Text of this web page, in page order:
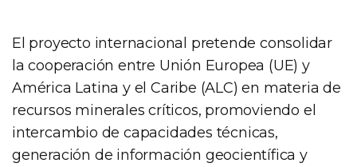
El proyecto internacional pretende consolidar
la cooperación entre Unión Europea (UE) y
América Latina y el Caribe (ALC) en materia de
recursos minerales críticos, promoviendo el
intercambio de capacidades técnicas,
generación de información geocientífica y